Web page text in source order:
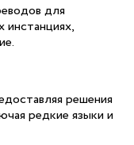
для
инстанциях,
решения
редкие языки и